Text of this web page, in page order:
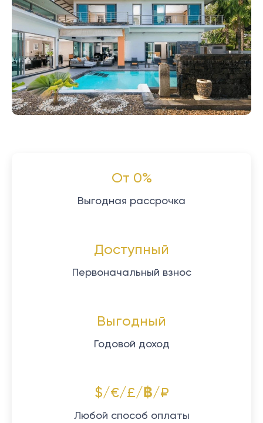
От 0%
Выгодная рассрочка
Доступный
Первоначальный взнос
Выгодный
Годовой доход
$/€/£/฿/₽
Любой способ оплаты